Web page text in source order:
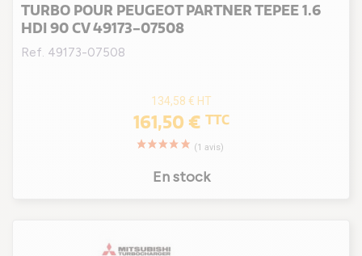
TURBO POUR PEUGEOT PARTNER TEPEE 1.6
HDI 90 CV 49173-07508
Ref. 49173-07508
134,58 € HT
161,50 € TTC
En stock